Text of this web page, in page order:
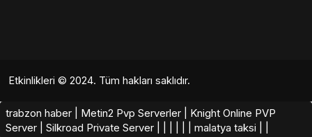
Etkinlikleri © 2024. Tüm hakları saklıdır.
trabzon haber Metin2 Pvp Serverler
Knight Online PVP
Server
Silkroad Private Server​ malatya taksi